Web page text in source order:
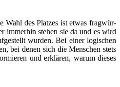
Wahl des Platzes ist etwas frag­wür­
immer­hin ste­hen sie da und es wird
wur­den. Bei einer logi­schen
bei denen sich die Menschen stets
und erklä­ren, warum die­ses